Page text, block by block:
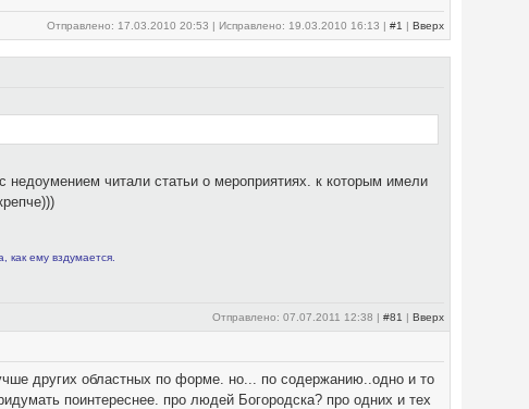
Отправлено: 17.03.2010 20:53 | Исправлено: 19.03.2010 16:13 | #1 | Вверх
читали статьи о мероприятиях. к которым имели
ему вздумается.
Отправлено: 07.07.2011 12:38 | #81 | Вверх
других областных по форме. но... по содержанию..одно и то
поинтереснее. про людей Богородска? про одних и тех